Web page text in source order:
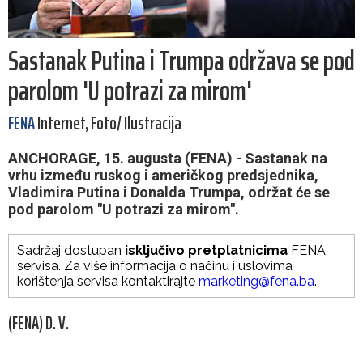
Sastanak Putina i Trumpa održava se pod
parolom 'U potrazi za mirom'
FENAInternet, Foto/ Ilustracija
ANCHORAGE, 15. augusta (FENA) - Sastanak na
vrhu između ruskog i američkog predsjednika,
Vladimira Putina i Donalda Trumpa, održat će se
pod parolom "U potrazi za mirom".
Sadržaj dostupan isključivo pretplatnicima FENA
servisa. Za više informacija o načinu i uslovima
korištenja servisa kontaktirajte marketing@fena.ba.
(FENA) D. V.